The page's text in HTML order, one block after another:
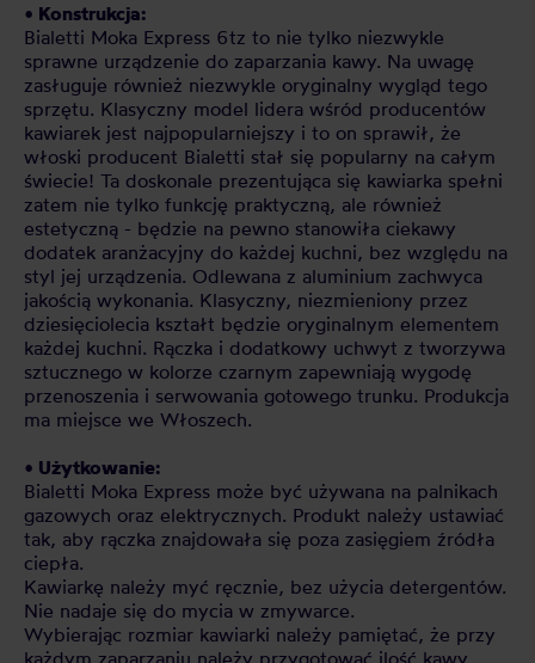
• Konstrukcja:
Bialetti Moka Express 6tz to nie tylko niezwykle
sprawne urządzenie do zaparzania kawy. Na uwagę
zasługuje również niezwykle oryginalny wygląd tego
sprzętu. Klasyczny model lidera wśród producentów
kawiarek jest najpopularniejszy i to on sprawił, że
włoski producent Bialetti stał się popularny na całym
świecie! Ta doskonale prezentująca się kawiarka spełni
zatem nie tylko funkcję praktyczną, ale również
estetyczną - będzie na pewno stanowiła ciekawy
dodatek aranżacyjny do każdej kuchni, bez względu na
styl jej urządzenia. Odlewana z aluminium zachwyca
jakością wykonania. Klasyczny, niezmieniony przez
dziesięciolecia kształt będzie oryginalnym elementem
każdej kuchni. Rączka i dodatkowy uchwyt z tworzywa
sztucznego w kolorze czarnym zapewniają wygodę
przenoszenia i serwowania gotowego trunku. Produkcja
ma miejsce we Włoszech.
• Użytkowanie:
Bialetti Moka Express może być używana na palnikach
gazowych oraz elektrycznych. Produkt należy ustawiać
tak, aby rączka znajdowała się poza zasięgiem źródła
ciepła.
Kawiarkę należy myć ręcznie, bez użycia detergentów.
Nie nadaje się do mycia w zmywarce.
Wybierając rozmiar kawiarki należy pamiętać, że przy
każdym zaparzaniu należy przygotować ilość kawy